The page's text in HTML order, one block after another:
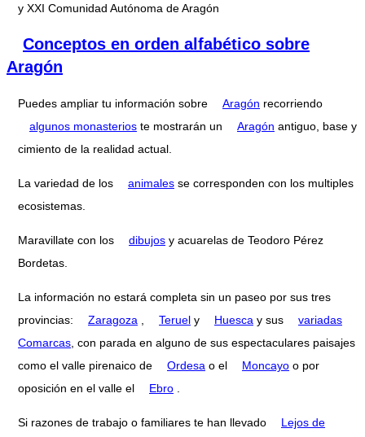
y XXI Comunidad Autónoma de Aragón
Conceptos en orden alfabético sobre
Aragón
Puedes ampliar tu información sobre Aragón recorriendo
algunos monasterios te mostrarán un Aragón antiguo, base y
cimiento de la realidad actual.
La variedad de los animales se corresponden con los multiples
ecosistemas.
Maravillate con los dibujos y acuarelas de Teodoro Pérez
Bordetas.
La información no estará completa sin un paseo por sus tres
provincias:
Zaragoza Teruel y Huesca y sus
variadas
Comarcas , con parada en alguno de sus espectaculares paisajes
como el valle pirenaico de
Ordesa o el Moncayo o por
oposición en el valle el
Ebro
Si razones de trabajo o familiares te han llevado
Lejos de